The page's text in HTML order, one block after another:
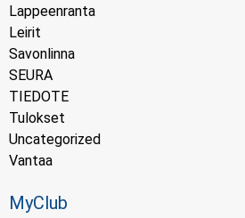
Lappeenranta
Leirit
Savonlinna
SEURA
TIEDOTE
Tulokset
Uncategorized
Vantaa
MyClub